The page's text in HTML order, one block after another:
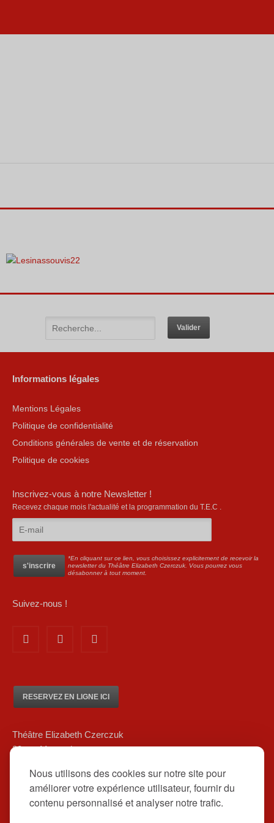
Nous utilisons des cookies sur notre site pour
améliorer votre expérience utilisateur, fournir du
contenu personnalisé et analyser notre trafic.
Informations légales
Mentions Légales
Politique de confidentialité
Conditions générales de vente et de réservation
Politique de cookies
Inscrivez-vous à notre Newsletter !
Recevez chaque mois l'actualité et la programmation du T.E.C .
*En cliquant sur ce lien, vous choisissez explicitement de recevoir la
newsletter du Théâtre Elizabeth Czerczuk. Vous pourrez vous
désabonner à tout moment.
Suivez-nous !
RESERVEZ EN LIGNE ICI
Théâtre Elizabeth Czerczuk
20 rue Marsoulan
01 84 83 08 80/ 06 12 16 48 39
contact@theatreelizabethczerczuk.fr